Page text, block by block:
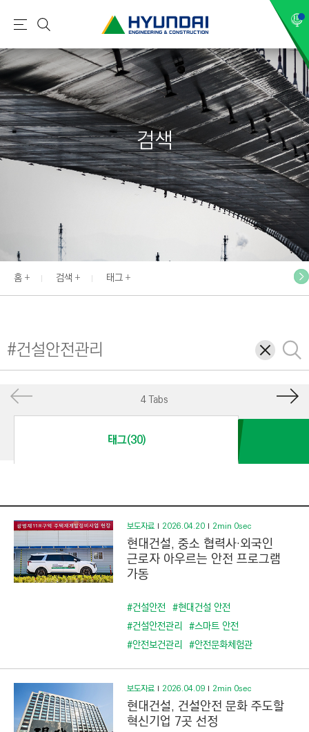
현
건
설
(
H
Y
U
N
E
N
N
E
I
N
O
N
S
T
R
)
메
뉴
검
색
검색
홈 검색 태그
삭
제
검
색
4 Tabs
태그(30)
보도자료 2026.04.20 2min 0sec
현대건설, 중소 협력사·외국인
근로자 아우르는 안전 프로그램
가동
#건설안전 #현대건설 안전
#건설안전관리 #스마트 안전
#안전보건관리 #안전문화체험관
보도자료 2026.04.09 2min 0sec
현대건설, 건설안전 문화 주도할
혁신기업 7곳 선정